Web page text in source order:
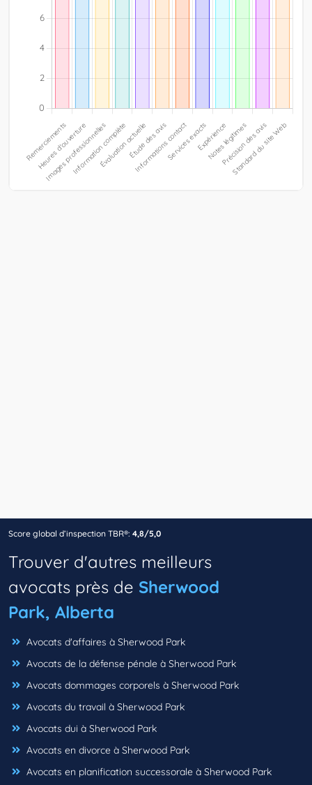
Score global d’inspection TBR®: 4,8/5,0
Trouver d'autres meilleurs
avocats près de Sherwood
Park, Alberta
Avocats d'affaires à Sherwood Park
Avocats de la défense pénale à Sherwood Park
Avocats dommages corporels à Sherwood Park
Avocats du travail à Sherwood Park
Avocats dui à Sherwood Park
Avocats en divorce à Sherwood Park
Avocats en planification successorale à Sherwood Park